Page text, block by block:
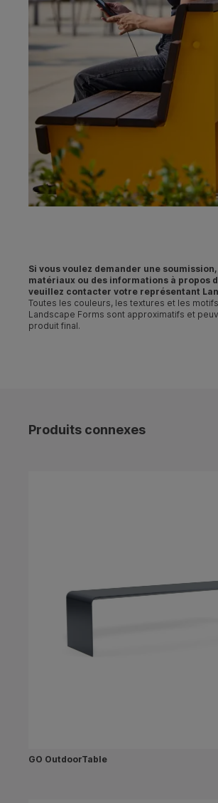
Si vous voulez demander une
matériaux ou des informations à propos
veuillez contacter votre représentant
Toutes les couleurs, les textures et les
Landscape Forms sont approximatifs et
produit final.
Produits connexes
GO OutdoorTable